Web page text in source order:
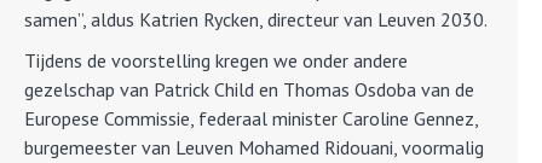
samen”, aldus Katrien Rycken, directeur van Leuven 2030.
Tijdens de voorstelling kregen we onder andere
gezelschap van Patrick Child en Thomas Osdoba van de
Europese Commissie, federaal minister Caroline Gennez,
burgemeester van Leuven Mohamed Ridouani, voormalig